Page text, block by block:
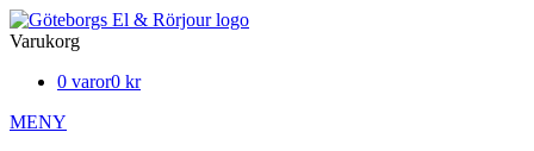
Varukorg
0 varor0 kr
MENY